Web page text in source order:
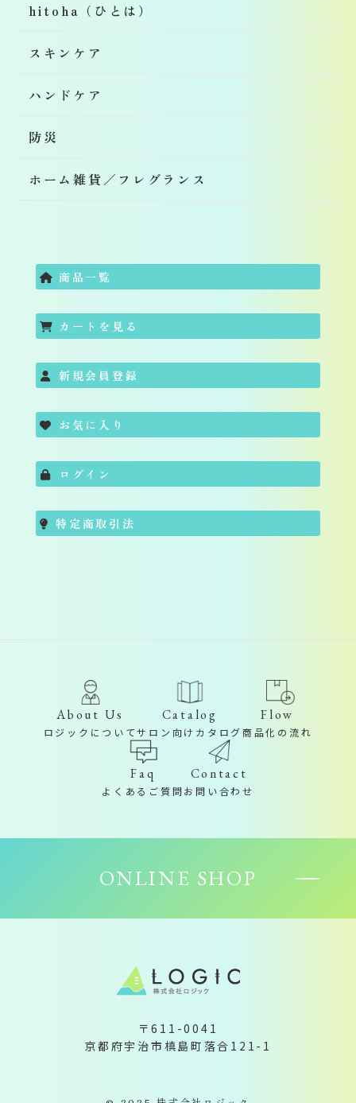
hitoha（ひとは）
スキンケア
ハンドケア
防災
ホーム雑貨／フレグランス
商品一覧
カートを見る
新規会員登録
お気に入り
ログイン
特定商取引法
About Us
ロジックについて
Catalog
サロン向けカタログ
Flow
商品化の流れ
Faq
よくあるご質問
Contact
お問い合わせ
ONLINE SHOP
〒611-0041
京都府宇治市槙島町落合121-1